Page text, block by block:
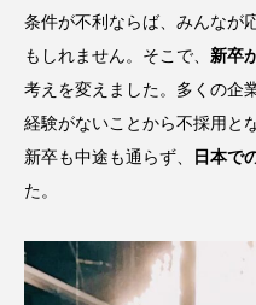
条件が不利ならば、みんなが
もしれません。そこで、 新卒
考えを変えました。多くの企
経験がないことから不採用と
新卒も中途も通らず、
日本で
た。